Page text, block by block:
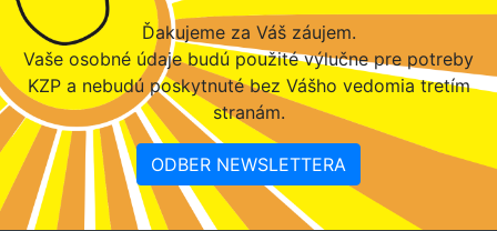
Ďakujeme za Váš záujem.
Vaše osobné údaje budú použité výlučne pre potreby
KZP a nebudú poskytnuté bez Vášho vedomia tretím
stranám.
ODBER NEWSLETTERA